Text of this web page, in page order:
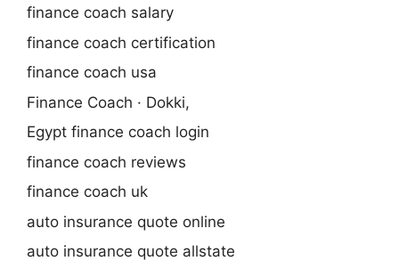
finance coach salary
finance coach certification
finance coach usa
Finance Coach · Dokki,
Egypt finance coach login
finance coach reviews
finance coach uk
auto insurance quote online
auto insurance quote allstate